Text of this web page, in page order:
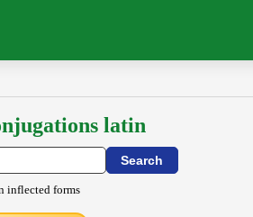
latin
inflected forms